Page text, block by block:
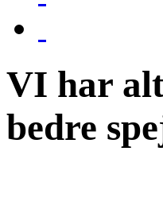
VI har
bedre